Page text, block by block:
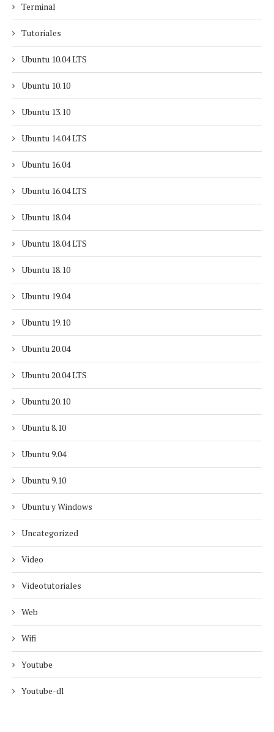
Terminal
Tutoriales
Ubuntu 10.04 LTS
Ubuntu 10.10
Ubuntu 13.10
Ubuntu 14.04 LTS
Ubuntu 16.04
Ubuntu 16.04 LTS
Ubuntu 18.04
Ubuntu 18.04 LTS
Ubuntu 18.10
Ubuntu 19.04
Ubuntu 19.10
Ubuntu 20.04
Ubuntu 20.04 LTS
Ubuntu 20.10
Ubuntu 8.10
Ubuntu 9.04
Ubuntu 9.10
Ubuntu y Windows
Uncategorized
Video
Videotutoriales
Web
Wifi
Youtube
Youtube-dl